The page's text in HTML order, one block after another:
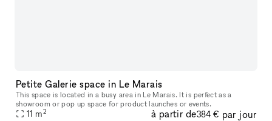
Petite Galerie space in Le Marais
This space is located in a busy area in Le Marais. It is perfect as a
showroom or pop up space for product launches or events.
11 m2 à partir de384 € par jour